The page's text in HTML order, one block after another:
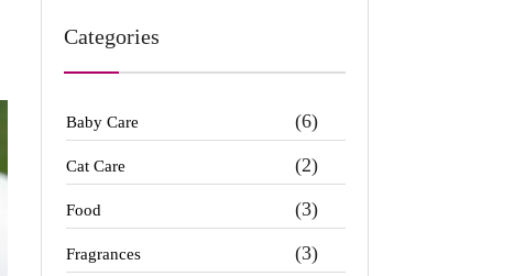
Categories
Baby Care (6)
Cat Care (2)
Food (3)
Fragrances (3)